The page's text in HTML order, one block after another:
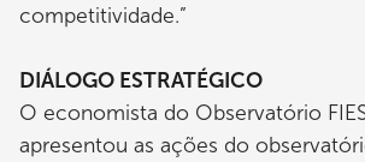
competitividade.”
DIÁLOGO ESTRATÉGICO
O economista do Observatório
apresentou as ações do